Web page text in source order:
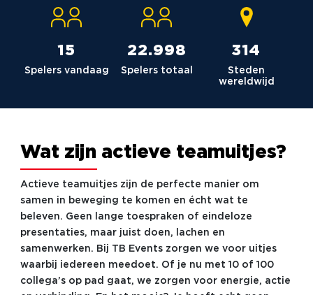
15
Spelers vandaag
23.036
Spelers totaal
315
Steden
wereldwijd
Wat zijn actieve teamuitjes?
Actieve teamuitjes zijn de perfecte manier om
samen in beweging te komen en écht wat te
beleven. Geen lange toespraken of eindeloze
presentaties, maar juist doen, lachen en
samenwerken. Bij TB Events zorgen we voor uitjes
waarbij iedereen meedoet. Of je nu met 10 of 100
collega’s op pad gaat, we zorgen voor energie, actie